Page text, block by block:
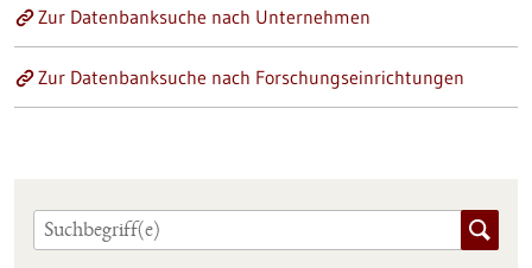
Zur Datenbanksuche nach Unternehmen
Zur Datenbanksuche nach Forschungseinrichtungen